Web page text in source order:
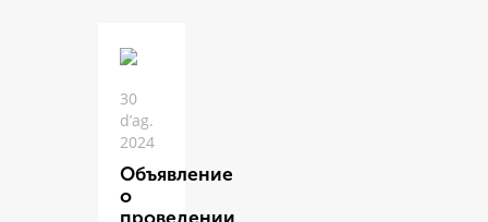
30
d’ag.
2024
Объявление
о